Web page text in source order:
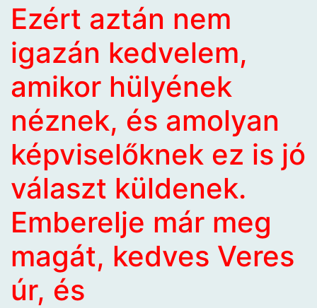
Ezért aztán nem
igazán kedvelem,
amikor hülyének
néznek, és amolyan
képviselőknek ez is jó
választ küldenek.
Emberelje már meg
magát, kedves Veres
úr, és